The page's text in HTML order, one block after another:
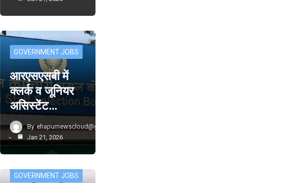
GOVERNMENT JOBS
आरएसएसबी में
क्लर्क व जूनियर
असिस्टेंट…
By ehapurnewscloud@gmail.com
Jan 21, 2026
GOVERNMENT JOBS